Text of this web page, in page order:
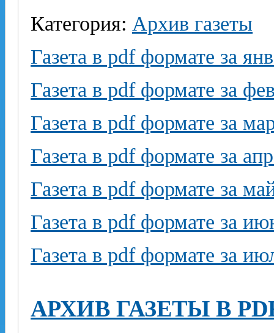
Категория: Архив газеты
Газета в pdf формате за
Газета в pdf формате за
Газета в pdf формате за
Газета в pdf формате за
Газета в pdf формате за
Газета в pdf формате за
Газета в pdf формате за
АРХИВ ГАЗЕТЫ В